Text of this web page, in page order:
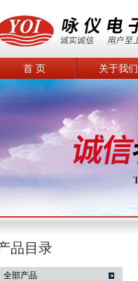
首 页 关于我们
品目录
全部产品